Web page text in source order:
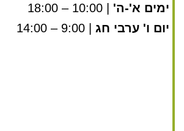
ימים א'-ה' | 10:00 – 18:00
יום ו' ערבי חג | 9:00 – 14:00